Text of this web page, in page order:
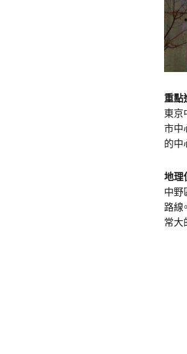
重點
東京
市中
的中
地理
中野
路線
常大